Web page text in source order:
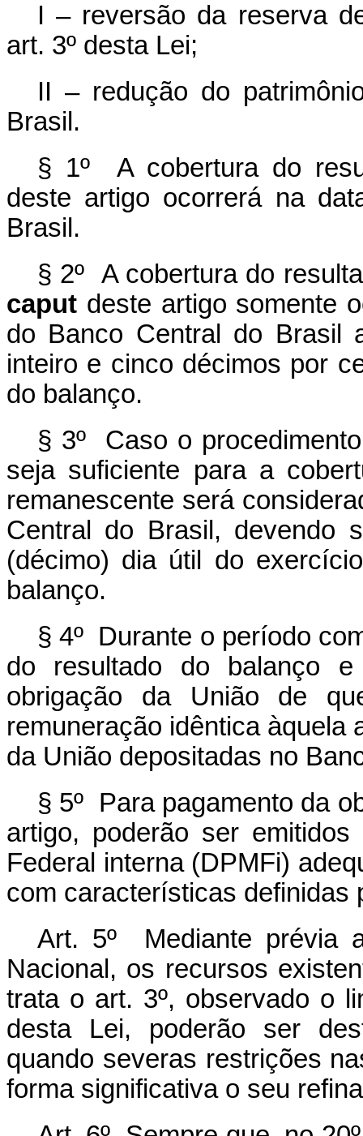
I – reversão da reserva
art. 3º desta Lei;
II – redução do
Brasil.
§ 1º A cobertura do
deste artigo ocorrerá na
Brasil.
§ 2º A cobertura do
caput deste artigo somente
do Banco Central do Brasil
inteiro e cinco décimos por
do balanço.
§ 3º Caso o
seja suficiente para a
remanescente será
Central do Brasil, devendo
(décimo) dia útil do
balanço.
§ 4º Durante o período
do resultado do balanço
obrigação da União de
remuneração idêntica àquela
da União depositadas no
§ 5º Para pagamento da
artigo, poderão ser
Federal interna (DPMFi)
com características definidas
Art. 5º Mediante prévia
Nacional, os recursos
trata o art. 3º, observado o
desta Lei, poderão ser
quando severas restrições
forma significativa o seu